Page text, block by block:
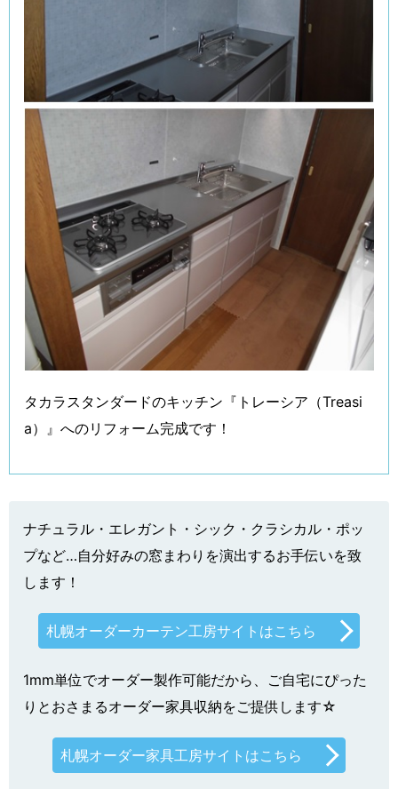
タカラスタンダードのキッチン『トレーシア（Treasi
a）』へのリフォーム完成です！
ナチュラル・エレガント・シック・クラシカル・ポッ
プなど…自分好みの窓まわりを演出するお手伝いを致
します！
札幌オーダーカーテン工房サイトはこちら
1mm単位でオーダー製作可能だから、ご自宅にぴった
りとおさまるオーダー家具収納をご提供します☆
札幌オーダー家具工房サイトはこちら